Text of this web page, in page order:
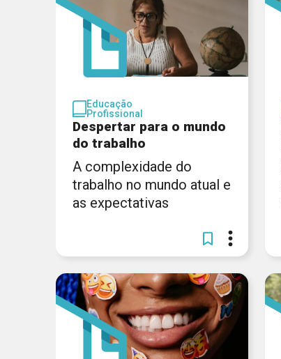
Educação
Profissional
Despertar para o mundo
do trabalho
A complexidade do
trabalho no mundo atual e
as expectativas